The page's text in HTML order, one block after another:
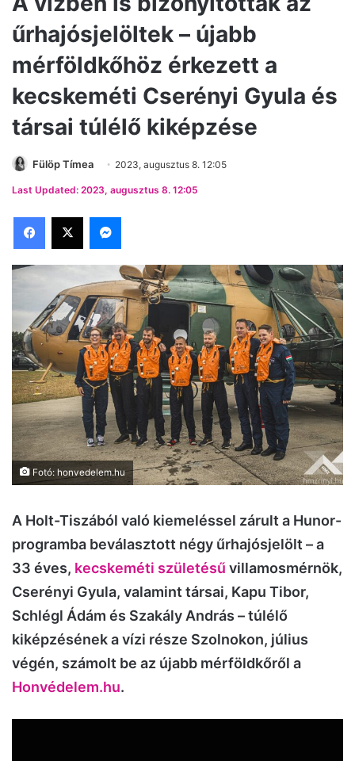
űrhajósjelöltek – újabb
mérföldkőhöz érkezett a
kecskeméti Cserényi Gyula és
társai túlélő kiképzése
Fülöp Tímea 2023, augusztus 8. 12:05
Last Updated: 2023, augusztus 8. 12:05
Facebook
X Messenger
Fotó: honvedelem.hu
A Holt-Tiszából való kiemeléssel zárult a Hunor-
programba beválasztott négy űrhajósjelölt – a
33 éves, kecskeméti születésű villamosmérnök,
Cserényi Gyula, valamint társai, Kapu Tibor,
Schlégl Ádám és Szakály András – túlélő
kiképzésének a vízi része Szolnokon, július
végén, számolt be az újabb mérföldkőről a
Honvédelem.hu.